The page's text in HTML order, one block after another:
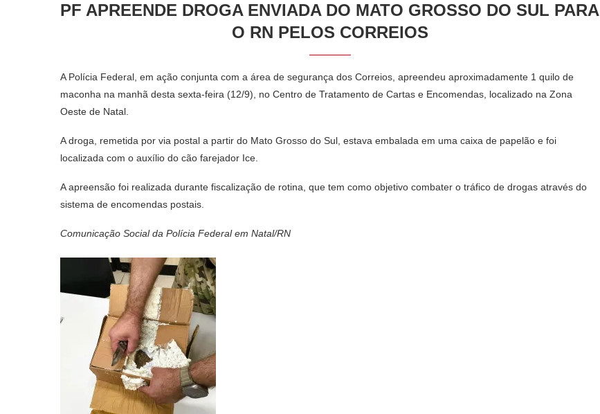
PF APREENDE DROGA ENVIADA DO MATO GROSSO DO SUL PARA
O RN PELOS CORREIOS
A Polícia Federal, em ação conjunta com a área de segurança dos Correios, apreendeu aproximadamente 1 quilo de
maconha na manhã desta sexta-feira (12/9), no Centro de Tratamento de Cartas e Encomendas, localizado na Zona
Oeste de Natal.
A droga, remetida por via postal a partir do Mato Grosso do Sul, estava embalada em uma caixa de papelão e foi
localizada com o auxílio do cão farejador Ice.
A apreensão foi realizada durante fiscalização de rotina, que tem como objetivo combater o tráfico de drogas através do
sistema de encomendas postais.
Comunicação Social da Polícia Federal em Natal/RN